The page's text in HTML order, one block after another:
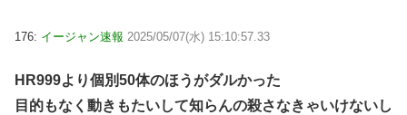
176: イージャン速報 2025/05/07(水) 15:10:57.33
HR999より個別50体のほうがダルかった
目的もなく動きもたいして知らんの殺さなきゃいけないし